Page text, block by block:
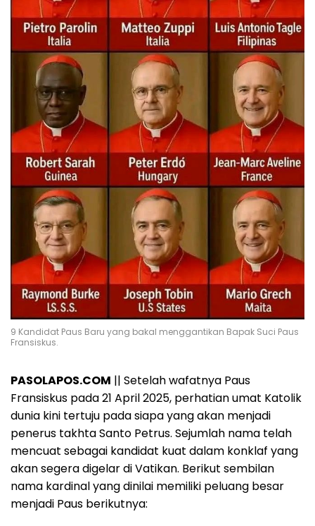
9 Kandidat Paus Baru yang bakal menggantikan Bapak Suci Paus
Fransiskus.
PASOLAPOS.COM || Setelah wafatnya Paus
Fransiskus pada 21 April 2025, perhatian umat Katolik
dunia kini tertuju pada siapa yang akan menjadi
penerus takhta Santo Petrus. Sejumlah nama telah
mencuat sebagai kandidat kuat dalam konklaf yang
akan segera digelar di Vatikan. Berikut sembilan
nama kardinal yang dinilai memiliki peluang besar
menjadi Paus berikutnya: